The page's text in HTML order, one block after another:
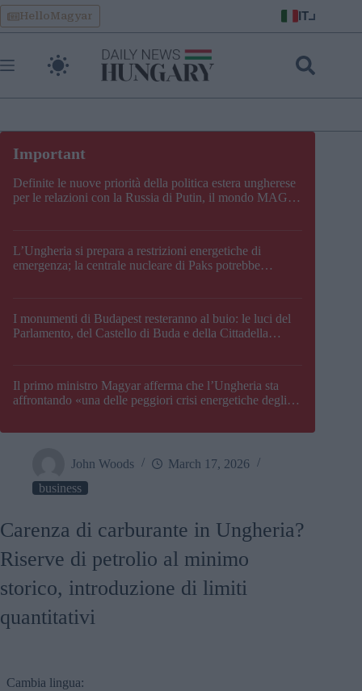
Skip
to
content
HelloMagyar IT
Definite le nuove priorità della politica estera ungherese
per le relazioni con la Russia di Putin, il mondo MAGA,
L’Ungheria si prepara a restrizioni energetiche di
emergenza; la centrale nucleare di Paks potrebbe
I monumenti di Budapest resteranno al buio: le luci del
Parlamento, del Castello di Buda e della Cittadella
Il primo ministro Magyar afferma che l’Ungheria sta
affrontando «una delle peggiori crisi energetiche degli
John Woods
March 17, 2026
business
Carenza di carburante in Ungheria?
Riserve di petrolio al minimo
storico, introduzione di limiti
quantitativi
Cambia lingua: